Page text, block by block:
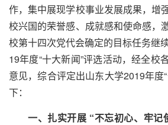
作，集中展现学校事业发展成果，增
校兴国的荣誉感、成就感和使命感，
校第十四次党代会确定的目标任务继
19年度“十大新闻”评选活动，经全校
意见，综合评定出山东大学2019年度
下：
一、扎实开展 “不忘初心、牢记